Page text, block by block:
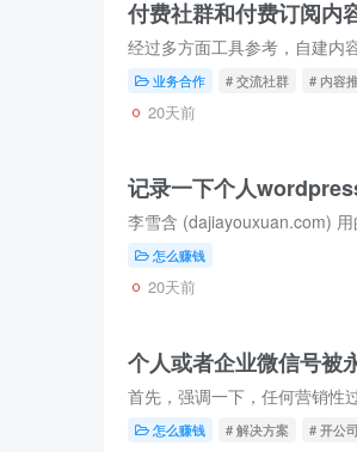
付费社群和付费订阅内
业务合作 # 交流社群 # 内容
20天前
记录一下个人
怎么赚钱
20天前
个人或者企业微信号被
怎么赚钱 # 解决方案 # 开公司